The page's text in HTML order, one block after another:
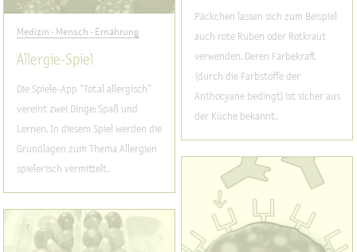
Päckchen lassen sich zum Beispiel
auch rote Rüben oder Rotkraut
verwenden. Deren Färbekraft
(durch die Farbstoffe der
Anthocyane bedingt) ist sicher aus
der Küche bekannt.
Medizin - Mensch - Ernährung
Allergie-Spiel
Die Spiele-App "Total allergisch"
vereint zwei Dinge: Spaß und
Lernen. In diesem Spiel werden die
Grundlagen zum Thema Allergien
spielerisch vermittelt.